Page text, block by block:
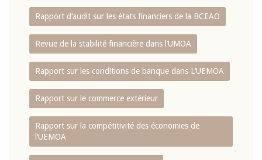
Rapport d‘audit sur les états financiers de la BCEAO
Revue de la stabilité financière dans l‘UMOA
Rapport sur les conditions de banque dans L‘UEMOA
Rapport sur le commerce extérieur
Rapport sur la compétitivité des économies de
l‘UEMOA